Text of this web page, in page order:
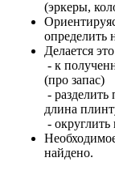
(эркеры,
определить
Делается
- к
(про запас)
- разделить
длина
-
найдено.